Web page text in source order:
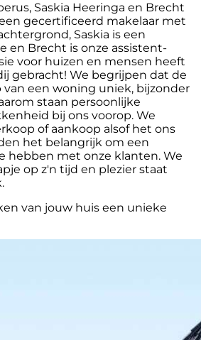
Saskia Heeringa en Brecht
een gecertificeerd makelaar met
Saskia is een
en Brecht is onze assistent-
voor huizen en mensen heeft
gebracht! We begrijpen dat de
van een woning uniek, bijzonder
staan persoonlijke
bij ons voorop. We
of aankoop alsof het ons
het belangrijk om een
hebben met onze klanten. We
op z'n tijd en plezier staat
van jouw huis een unieke